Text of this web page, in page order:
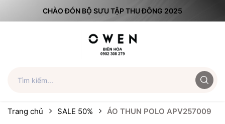
CHÀO ĐÓN BỘ SƯU TẬP THU ĐÔNG 2025
Trang chủ SALE 50% ÁO THUN POLO APV257009